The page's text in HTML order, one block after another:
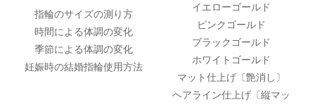
指輪のサイズの測り方
時間による体調の変化
季節による体調の変化
妊娠時の結婚指輪使用方法
イエローゴールド
ピンクゴールド
ブラックゴールド
ホワイトゴールド
マット仕上げ〔艶消し〕
ヘアライン仕上げ〔縦マッ